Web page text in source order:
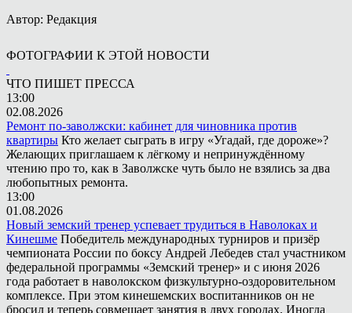
Автор: Редакция
ФОТОГРАФИИ К ЭТОЙ НОВОСТИ
ЧТО ПИШЕТ ПРЕССА
13:00
02.08.2026
Ремонт по-заволжски: кабинет для чиновника против
квартиры Кто желает сыграть в игру «Угадай, где дороже»?
Желающих приглашаем к лёгкому и непринуждённому
чтению про то, как в Заволжске чуть было не взялись за два
любопытных ремонта.
13:00
01.08.2026
Новый земский тренер успевает трудиться в Наволоках и
Кинешме Победитель международных турниров и призёр
чемпионата России по боксу Андрей Лебедев стал участником
федеральной программы «Земский тренер» и с июня 2026
года работает в наволокском физкультурно-оздоровительном
комплексе. При этом кинешемских воспитанников он не
бросил и теперь совмещает занятия в двух городах. Иногда